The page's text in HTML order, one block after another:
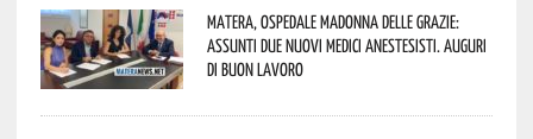
Matera, Ospedale Madonna delle Grazie:
assunti due nuovi medici anestesisti. Auguri
di buon lavoro